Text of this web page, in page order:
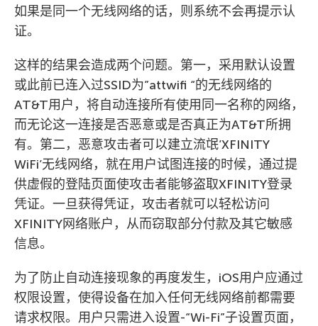
如果是同一个无线网络的话，则系统不会再提示认
证。
这样的结果会造成两个问题。第一，采用默认设置
或此前已连入过SSID为”attwifi “的无线网络的
AT&T用户，将自动连接所有使用同一名称的网络，
而无论这一连接是否恶意或是否真正为AT&T所拥
有。第二，恶意攻击者可以建立流氓’XFINITY
WiFi’无线网络，就在用户试图连接的时候，通过提
供虚假的登陆页面使攻击者能够盗取XFINITY登录
凭证。一旦获得凭证，攻击者就可以轻松访问
XFINITY网络账户，从而窃取部分付款及其它敏感
信息。
为了防止自动连接现象的再度发生，iOS用户应通过
权限设置，使得设备在加入任何无线网络前都需要
请求权限。用户只需进入设置-“Wi-Fi”子设置页面，